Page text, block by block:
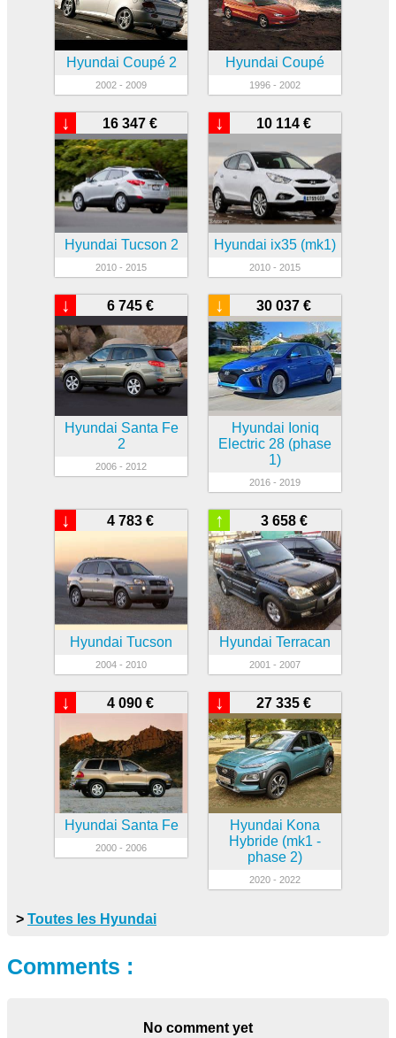
Hyundai Coupé 2
2002 - 2009
Hyundai Coupé
1996 - 2002
16 347 €
↓
Hyundai Tucson 2
2010 - 2015
10 114 €
↓
Hyundai ix35 (mk1)
2010 - 2015
6 745 €
↓
Hyundai Santa Fe
2
2006 - 2012
30 037 €
↓
Hyundai Ioniq
Electric 28 (phase
1)
2016 - 2019
4 783 €
↓
Hyundai Tucson
2004 - 2010
3 658 €
↑
Hyundai Terracan
2001 - 2007
4 090 €
↓
Hyundai Santa Fe
2000 - 2006
27 335 €
↓
Hyundai Kona
Hybride (mk1 -
phase 2)
2020 - 2022
> Toutes les Hyundai
Comments :
No comment yet